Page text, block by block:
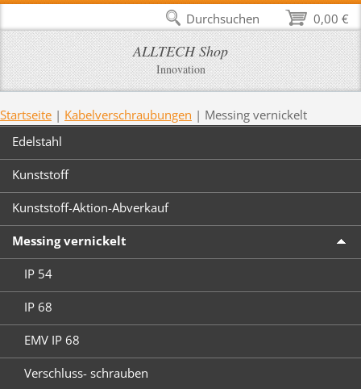
ALLTECH Shop
Innovation
Startseite | Kabelverschraubungen | Messing vernickelt
Edelstahl
Kunststoff
Kunststoff-Aktion-Abverkauf
Messing vernickelt
IP 54
IP 68
EMV IP 68
Verschluss- schrauben
0,00 €
Durchsuchen